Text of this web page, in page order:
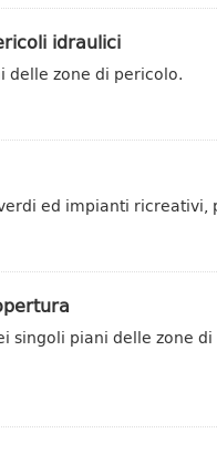
idraulici
delle zone di pericolo.
ed impianti
singoli piani delle zone